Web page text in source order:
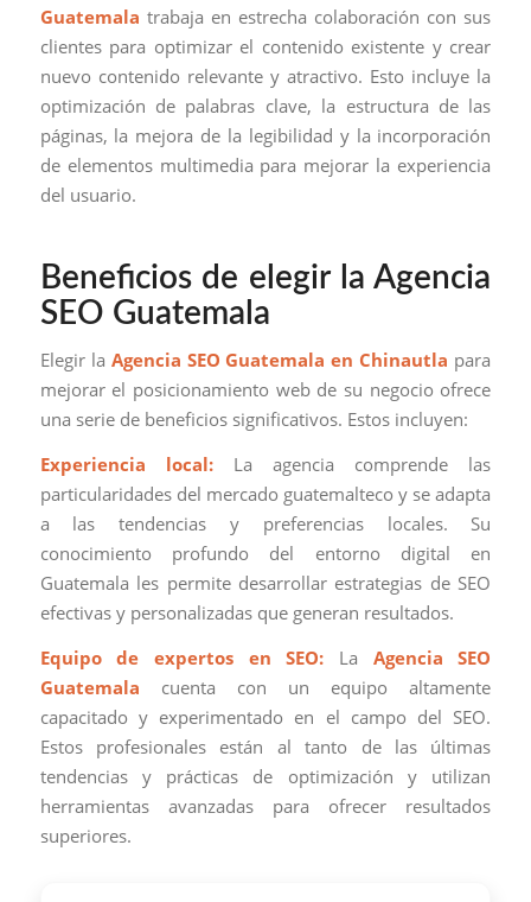
Guatemala trabaja en estrecha colaboración con sus
clientes para optimizar el contenido existente y crear
nuevo contenido relevante y atractivo. Esto incluye la
optimización de palabras clave, la estructura de las
páginas, la mejora de la legibilidad y la incorporación
de elementos multimedia para mejorar la experiencia
del usuario.
Beneficios de elegir la Agencia
SEO Guatemala
Elegir la Agencia SEO Guatemala en Chinautla para
mejorar el posicionamiento web de su negocio ofrece
una serie de beneficios significativos. Estos incluyen:
Experiencia local:La agencia comprende las
particularidades del mercado guatemalteco y se adapta
a las tendencias y preferencias locales. Su
conocimiento profundo del entorno digital en
Guatemala les permite desarrollar estrategias de SEO
efectivas y personalizadas que generan resultados.
Equipo de expertos en SEO: La Agencia SEO
Guatemala cuenta con un equipo altamente
capacitado y experimentado en el campo del SEO.
Estos profesionales están al tanto de las últimas
tendencias y prácticas de optimización y utilizan
herramientas avanzadas para ofrecer resultados
superiores.